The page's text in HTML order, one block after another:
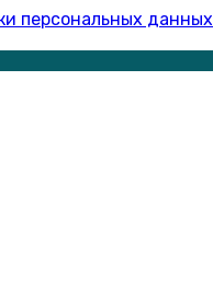
персональных данных